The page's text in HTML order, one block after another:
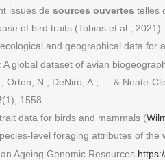
issues de sources ouvertes telles
of bird traits (Tobias et al.,
and geographical data for
A global dataset of avian
Orton, N., DeNiro, A., … & Neate-
(1), 1558.
data for birds and mammals (
foraging attributes of the
Ageing Genomic Resources